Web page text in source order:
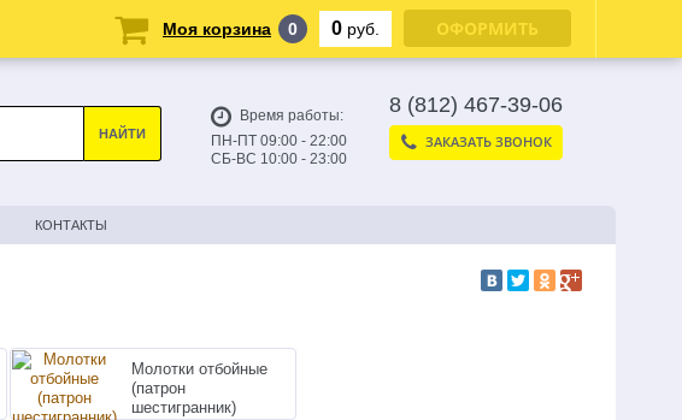
НАЙТИ
Время работы:
ПН-ПТ 09:00 - 22:00
СБ-ВС 10:00 - 23:00
8 (812) 467-39-06
ЗАКАЗАТЬ ЗВОНОК
КОНТАКТЫ
Молотки отбойные
(патрон
шестигранник)
Моя корзина 0 0 руб. ОФОРМИТЬ